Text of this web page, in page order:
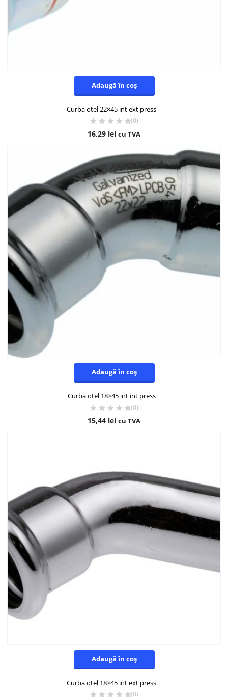
Adaugă în coș
Curba otel 22×45 int ext press
(0)
16,29 lei cu TVA
Adaugă în coș
Curba otel 18×45 int int press
(0)
15,44 lei cu TVA
Adaugă în coș
Curba otel 18×45 int ext press
(0)